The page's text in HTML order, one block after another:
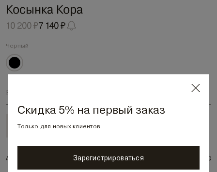
Косынка Кора
10 200 ₽7 140 ₽
Черный
Выберите размер
В корзину • 7 140 ₽
Артикул: 282400
Скидка 5% на первый заказ
Только для новых клиентов
Зарегистрироваться